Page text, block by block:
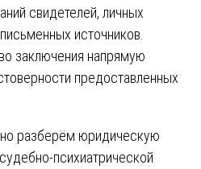
свидетелей, личных
источников.
заключения напрямую
предоставленных
разберём юридическую
психиатрической